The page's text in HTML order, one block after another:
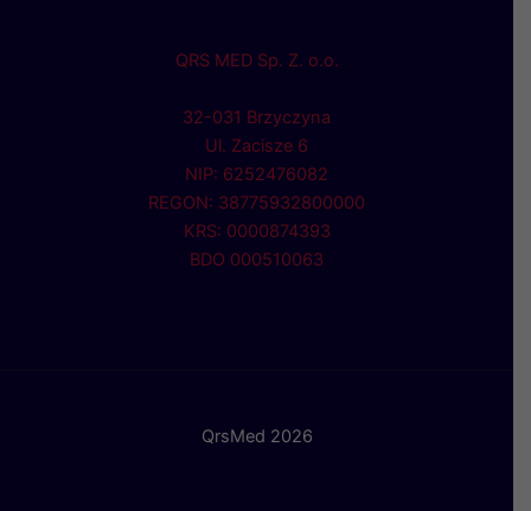
QRS MED Sp. Z. o.o.
32-031 Brzyczyna
Ul. Zacisze 6
NIP: 6252476082
REGON: 38775932800000
KRS: 0000874393
BDO 000510063
QrsMed 2026